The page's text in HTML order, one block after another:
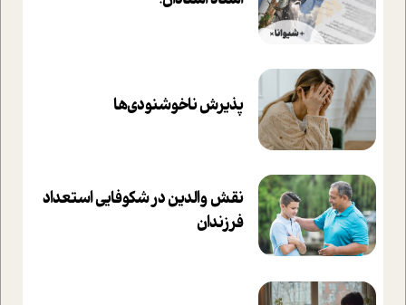
پذیرش ناخوشنودی‌ها
نقش والدین در شکوفا‌یی ا‌ستعداد
فرزندان‌